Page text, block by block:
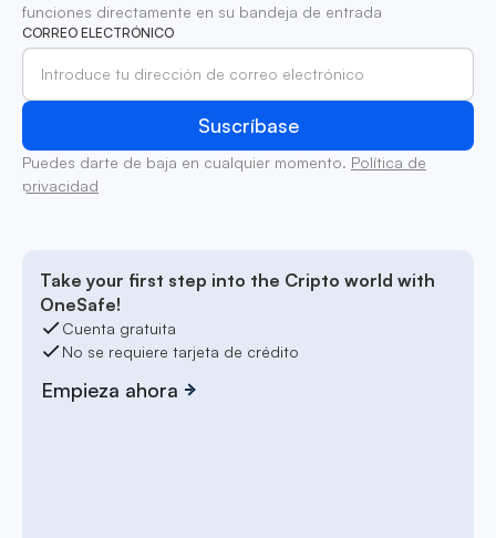
funciones directamente en su bandeja de entrada
CORREO ELECTRÓNICO
Puedes darte de baja en cualquier momento. Política de
privacidad
Take your first step into the Cripto world with
OneSafe!
Cuenta gratuita
No se requiere tarjeta de crédito
Empieza ahora